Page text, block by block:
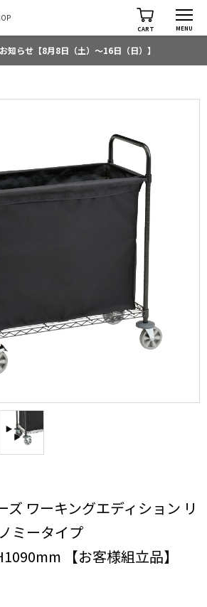
CART MENU
知らせ【8月8日（土）～16日（日）】
ズ ワーキングエディション リ
ミータイプ
【お客様組立品】